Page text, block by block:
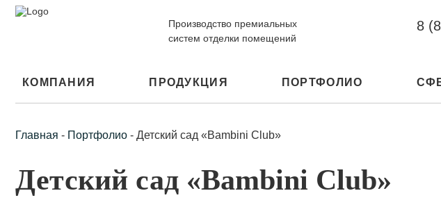
Производство премиальных
систем отделки помещений
8
КОМПАНИЯ ПРОДУКЦИЯ ПОРТФОЛИО
Главная - Портфолио - Детский сад «Bambini Club»
Детский сад «Bambini Club»